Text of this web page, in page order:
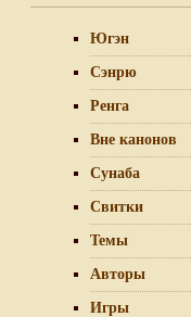
Югэн
Сэнрю
Ренга
Вне канонов
Сунаба
Свитки
Темы
Авторы
Игры